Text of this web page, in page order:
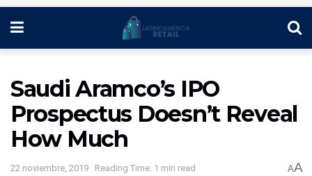
Saudi Aramco’s IPO
Prospectus Doesn’t Reveal
How Much
22 noviembre, 2019 Reading Time: 1 min read AA